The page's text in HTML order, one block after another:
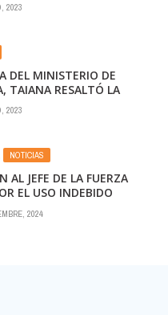
ENTRE AMBOS PAÍSES
2023
DEL MINISTERIO DE
TAIANA RESALTÓ LA
DE QUE ARGENTINA
ARMADAS Y UNA
2023
NOTICIAS
AL JEFE DE LA FUERZA
EL USO INDEBIDO
2024